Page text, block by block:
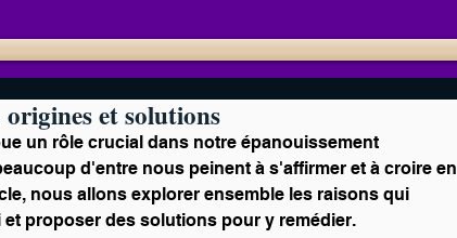
et solutions
un rôle crucial dans notre épanouissement
d'entre nous peinent à s'affirmer et à croire en
nous allons explorer ensemble les raisons qui
proposer des solutions pour y remédier.